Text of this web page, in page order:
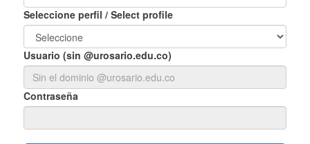
Seleccione perfil / Select profile
Usuario (sin @urosario.edu.co)
Contraseña